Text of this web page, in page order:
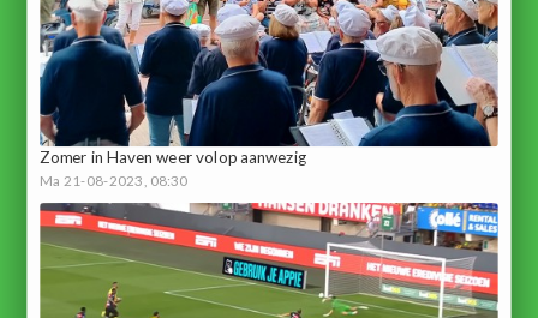
Zomer in Haven weer volop aanwezig
Ma 21-08-2023, 08:30